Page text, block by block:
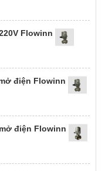
Flowinn
điện Flowinn
điện Flowinn